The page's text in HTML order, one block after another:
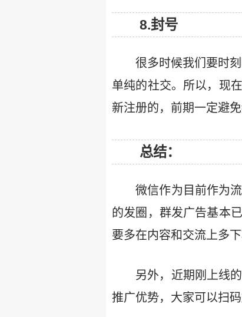
8.封号
很多时候我们要时
单纯的社交。所以，现
新注册的，前期一定避
总结：
微信作为目前作为
的发圈，群发广告基本
要多在内容和交流上多
另外，近期刚上线
推广优势，大家可以扫